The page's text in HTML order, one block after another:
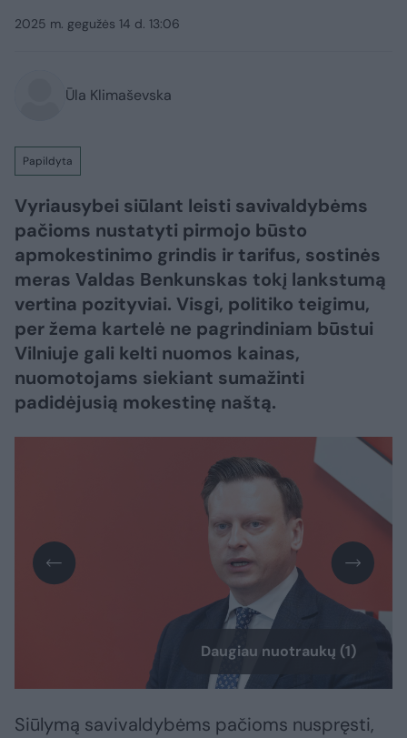
2025 m. gegužės 14 d. 13:06
Ūla Klimaševska
Papildyta
Vyriausybei siūlant leisti savivaldybėms
pačioms nustatyti pirmojo būsto
apmokestinimo grindis ir tarifus, sostinės
meras Valdas Benkunskas tokį lankstumą
vertina pozityviai. Visgi, politiko teigimu,
per žema kartelė ne pagrindiniam būstui
Vilniuje gali kelti nuomos kainas,
nuomotojams siekiant sumažinti
padidėjusią mokestinę naštą.
Daugiau nuotraukų (1)
Siūlymą savivaldybėms pačioms nuspręsti,